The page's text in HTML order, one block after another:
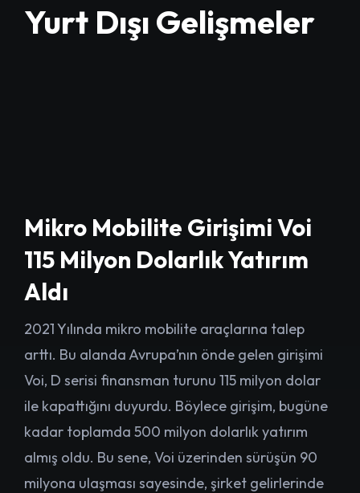
Yurt Dışı Gelişmeler
Mikro Mobilite Girişimi Voi
115 Milyon Dolarlık Yatırım
Aldı
2021 Yılında mikro mobilite araçlarına talep
arttı. Bu alanda Avrupa’nın önde gelen girişimi
Voi, D serisi finansman turunu 115 milyon dolar
ile kapattığını duyurdu. Böylece girişim, bugüne
kadar toplamda 500 milyon dolarlık yatırım
almış oldu. Bu sene, Voi üzerinden sürüşün 90
milyona ulaşması sayesinde, şirket gelirlerinde